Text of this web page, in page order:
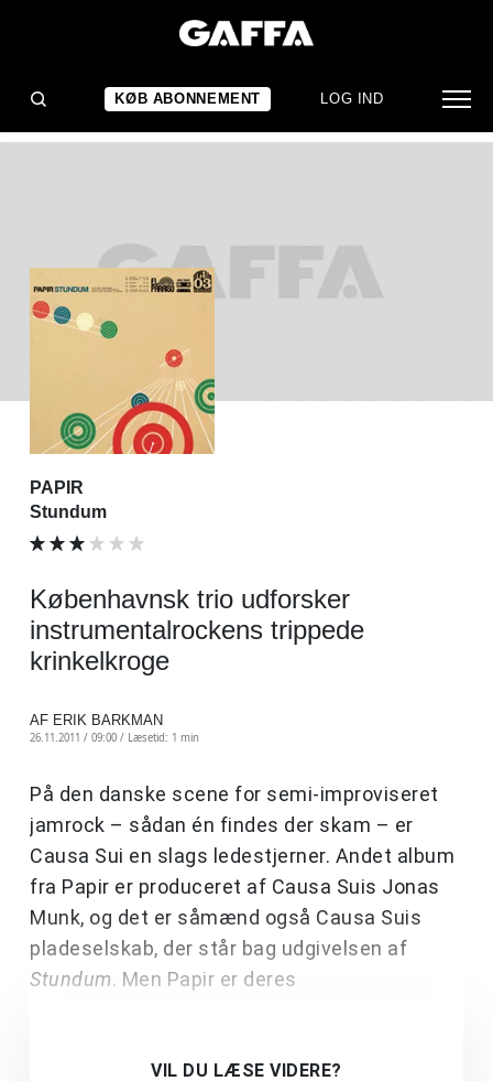
KØB ABONNEMENT LOG IND
ALBUMANMELDELSE
Papir: Stundum
PAPIR
Stundum
Københavnsk trio udforsker
instrumentalrockens trippede
krinkelkroge
AF ERIK BARKMAN
26.11.2011 / 09:00 / Læsetid: 1 min
På den danske scene for semi-improviseret
jamrock – sådan én findes der skam – er
Causa Sui en slags ledestjerner. Andet album
fra Papir er produceret af Causa Suis Jonas
Munk, og det er såmænd også Causa Suis
pladeselskab, der står bag udgivelsen af
Stundum. Men Papir er deres
VIL DU LÆSE VIDERE?